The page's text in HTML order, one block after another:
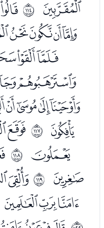
ﮯ ﱱ
ﯶ ﱴ
ﯽ ﱵ
ﰂ ﱶ
ﭒﭓﭔ